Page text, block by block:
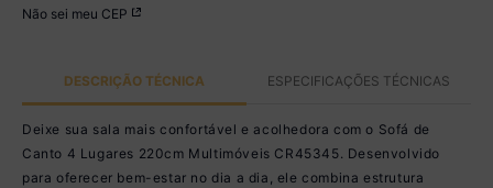
Não sei meu CEP
DESCRIÇÃO TÉCNICA ESPECIFICAÇÕES TÉCNICAS
Deixe sua sala mais confortável e acolhedora com o Sofá de
Canto 4 Lugares 220cm Multimóveis CR45345. Desenvolvido
para oferecer bem-estar no dia a dia, ele combina estrutura